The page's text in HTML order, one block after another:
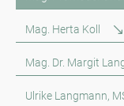
Mag. Herta Koll
Mag. Dr. Margit
Ulrike Langmann,